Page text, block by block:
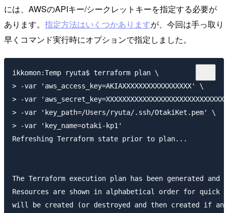
には、AWSのAPIキー/シークレットキーを指定する必要が
あります。 指定方法はいくつかありますが、今回は手っ取り
早くコマンド実行時にオプションで指定しました。
ikkomon:Temp ryuta$ terraform plan \
> -var 'aws_access_key=AKIAXXXXXXXXXXXXXXXXX' \
> -var
> -var 'key_path=/Users/ryuta/.ssh/OtakiKet.pem' \
> -var 'key_name=otaki-kp1'
Refreshing Terraform state prior to plan...
The Terraform execution plan has been generated and
Resources are shown in alphabetical order for quick
will be created (or destroyed and then created if an